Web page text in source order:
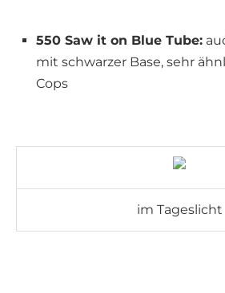
550 Saw it on Blue Tube:
mit schwarzer Base, sehr
Cops
im Tageslicht